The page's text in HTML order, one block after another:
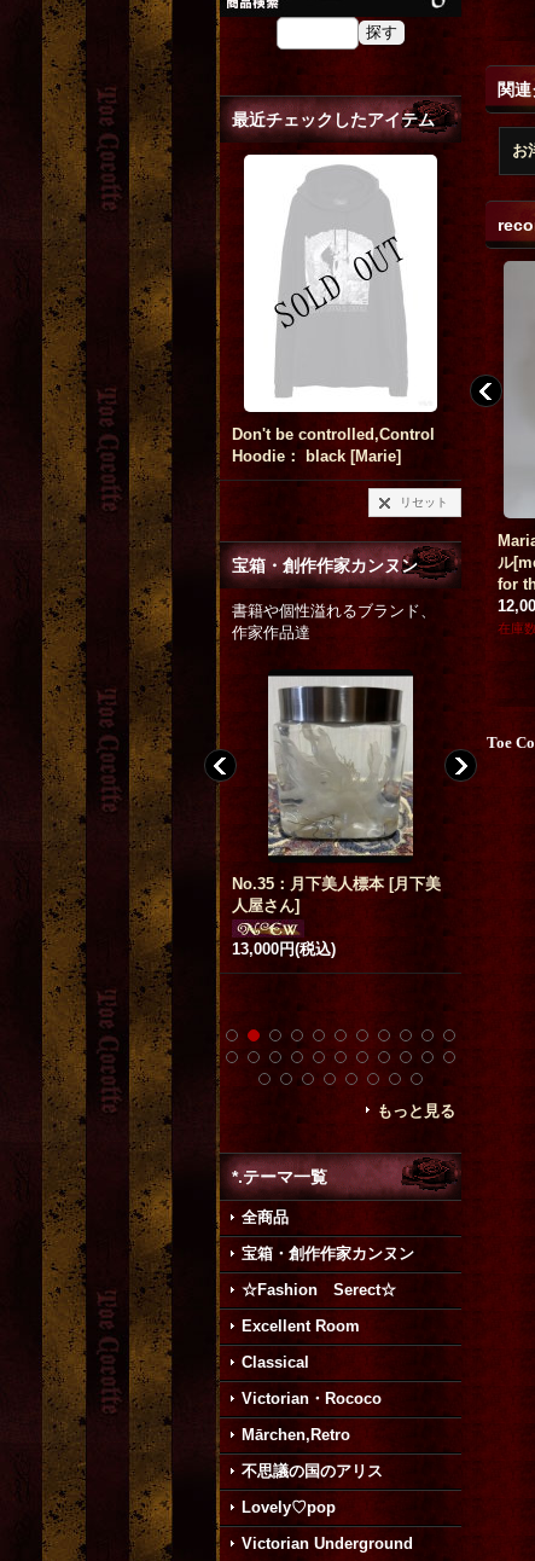
最近チェックしたアイテム
Don't be controlled,Control
Hoodie： black [Marie]
リセット
宝箱・創作作家カンヌン
書籍や個性溢れるブランド、
作家作品達
：月下美人標本 [月下美
屋さん]
円 (税込)
[SALE]
ロブスターキャンドル Lob-c
andle.[Lob_000_B]
for the moon.]
3,500円(税込)
キャッ
もっと見る
*.テーマ一覧
全商品
宝箱・創作作家カンヌン
☆Fashion Serect☆
Excellent Room
Classical
Victorian・Rococo
Mārchen,Retro
不思議の国のアリス
Lovely♡pop
Victorian Underground
関
お
black t-shirt mechanical ow
l on the moon background
Restyle
2,880円
(税込)
希望小売価格: 2,900円
在庫数 ◯
the insatiable appetite (in p
apa’s study) [Blood B.]
48,000円(税込)
在庫数 △
ル
for
在庫
Toe